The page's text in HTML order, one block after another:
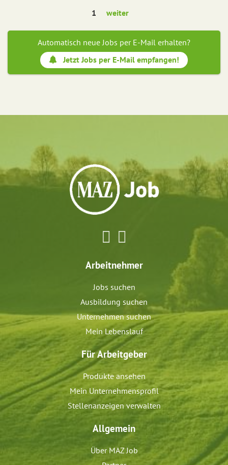
1 weiter
Automatisch neue Jobs per E-Mail erhalten?
Jetzt Jobs per E-Mail empfangen!
Arbeitnehmer
Jobs suchen
Ausbildung suchen
Unternehmen suchen
Mein Lebenslauf
Für Arbeitgeber
Produkte ansehen
Mein Unternehmensprofil
Stellenanzeigen verwalten
Allgemein
Über MAZ Job